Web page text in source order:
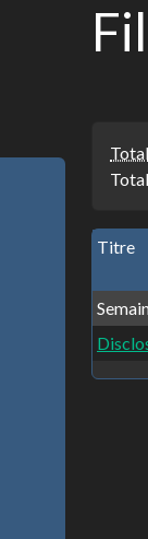
Total
Titre